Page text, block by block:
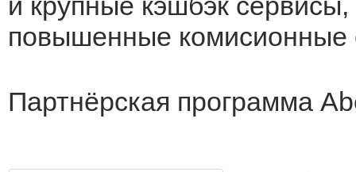
повышенные комисионные
Партнёрская программа